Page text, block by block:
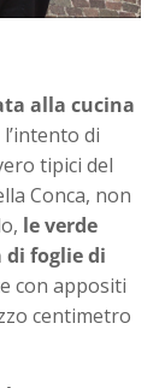
alla cucina
di
tipici del
Conca, non
le verde
foglie di
con appositi
centimetro